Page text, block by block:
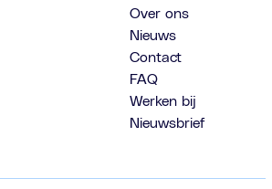
Over ons
Nieuws
Contact
FAQ
Werken bij
Nieuwsbrief